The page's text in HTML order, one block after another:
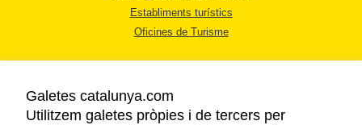
Establiments turístics
Oficines de Turisme
Galetes catalunya.com
Utilitzem galetes pròpies i de tercers per